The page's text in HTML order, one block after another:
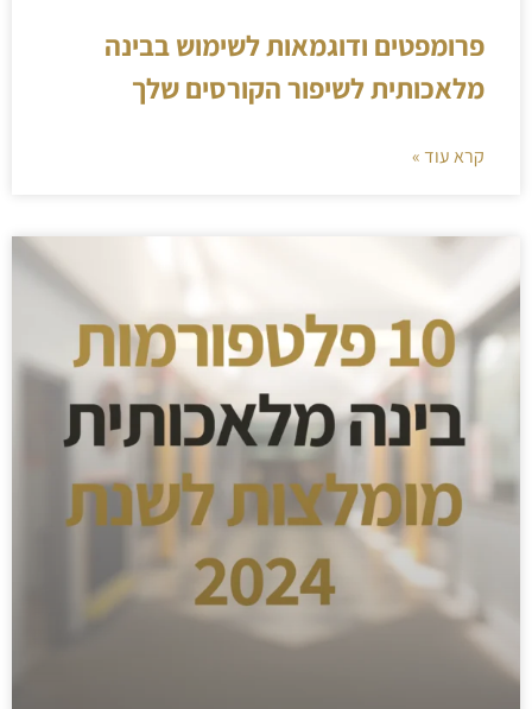
פרומפטים ודוגמאות לשימוש בבינה
מלאכותית לשיפור הקורסים שלך
קרא עוד »